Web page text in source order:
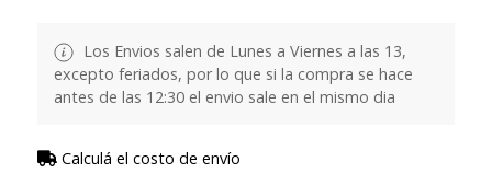
Los Envios salen de Lunes a Viernes a las 13,
excepto feriados, por lo que si la compra se hace
antes de las 12:30 el envio sale en el mismo dia
Calculá el costo de envío